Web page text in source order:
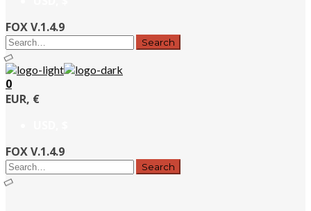
FOX V.1.4.9
0
EUR, €
FOX V.1.4.9